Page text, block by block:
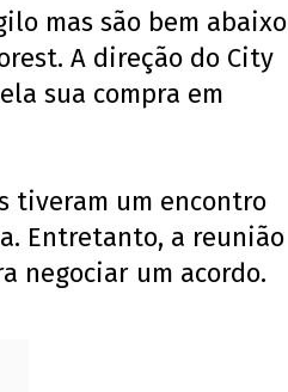
mas são bem abaixo
A direção do City
sua compra em
tiveram um encontro
Entretanto, a reunião
negociar um acordo.